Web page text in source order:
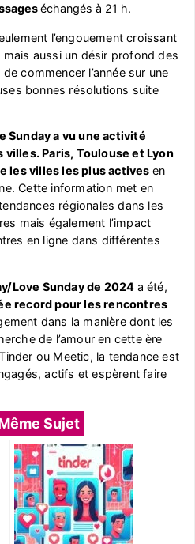
échangés à 21 h.
l’engouement croissant
aussi un désir profond des
commencer l’année sur une
bonnes résolutions suite
Sunday a vu une activité
Paris, Toulouse et Lyon
les villes les plus actives en
Cette information met en
régionales dans les
mais également l’impact
en ligne dans différentes
Love Sunday de 2024 a été,
record pour les rencontres
dans la manière dont les
de l’amour en cette ère
ou Meetic, la tendance est
actifs et espèrent faire
Sujet